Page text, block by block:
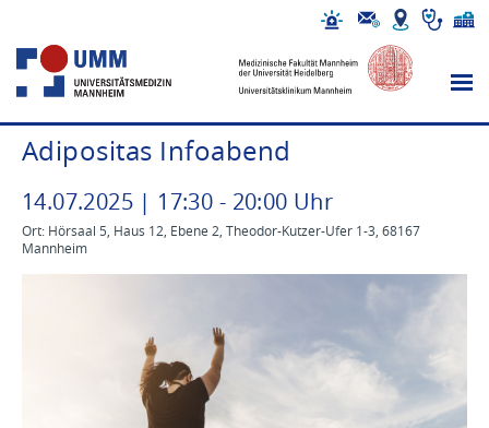
Adipositas Infoabend
14.07.2025 | 17:30 - 20:00 Uhr
Ort: Hörsaal 5, Haus 12, Ebene 2, Theodor-Kutzer-Ufer 1-3, 68167
Mannheim